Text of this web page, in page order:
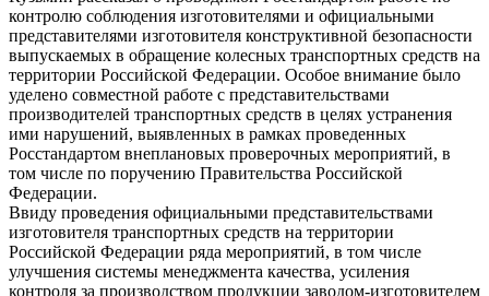
контролю соблюдения изготовителями и официальными
представителями изготовителя конструктивной безопасности
выпускаемых в обращение колесных транспортных средств на
территории Российской Федерации. Особое внимание было
уделено совместной работе с представительствами
производителей транспортных средств в целях устранения
ими нарушений, выявленных в рамках проведенных
Росстандартом внеплановых проверочных мероприятий, в
том числе по поручению Правительства Российской
Федерации.
Ввиду проведения официальными представительствами
изготовителя транспортных средств на территории
Российской Федерации ряда мероприятий, в том числе
улучшения системы менеджмента качества, усиления
контроля за производством продукции заводом-изготовителем